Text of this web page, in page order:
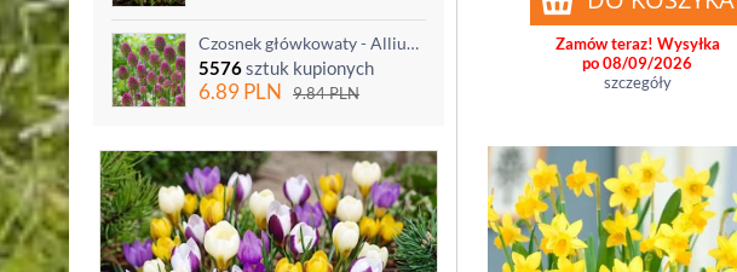
Czosnek główkowaty - Allium sphaerocephalon - 20 szt.
5576sztuk kupionych
6.89PLN 9.84PLN
Zamów teraz! Wysyłka
po 08/09/2026
szczegóły